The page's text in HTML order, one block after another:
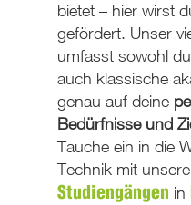
bietet – hier wirst
gefördert. Unser
umfasst sowohl
auch klassische
genau auf deine
Bedürfnisse und
Tauche ein in die
Technik mit
Studiengängen in